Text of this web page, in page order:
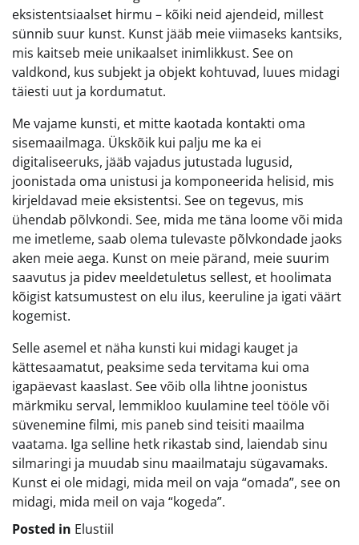
eksistentsiaalset hirmu – kõiki neid ajendeid, millest
sünnib suur kunst. Kunst jääb meie viimaseks kantsiks,
mis kaitseb meie unikaalset inimlikkust. See on
valdkond, kus subjekt ja objekt kohtuvad, luues midagi
täiesti uut ja kordumatut.
Me vajame kunsti, et mitte kaotada kontakti oma
sisemaailmaga. Ükskõik kui palju me ka ei
digitaliseeruks, jääb vajadus jutustada lugusid,
joonistada oma unistusi ja komponeerida helisid, mis
kirjeldavad meie eksistentsi. See on tegevus, mis
ühendab põlvkondi. See, mida me täna loome või mida
me imetleme, saab olema tulevaste põlvkondade jaoks
aken meie aega. Kunst on meie pärand, meie suurim
saavutus ja pidev meeldetuletus sellest, et hoolimata
kõigist katsumustest on elu ilus, keeruline ja igati väärt
kogemist.
Selle asemel et näha kunsti kui midagi kauget ja
kättesaamatut, peaksime seda tervitama kui oma
igapäevast kaaslast. See võib olla lihtne joonistus
märkmiku serval, lemmikloo kuulamine teel tööle või
süvenemine filmi, mis paneb sind teisiti maailma
vaatama. Iga selline hetk rikastab sind, laiendab sinu
silmaringi ja muudab sinu maailmataju sügavamaks.
Kunst ei ole midagi, mida meil on vaja “omada”, see on
midagi, mida meil on vaja “kogeda”.
Posted in Elustiil